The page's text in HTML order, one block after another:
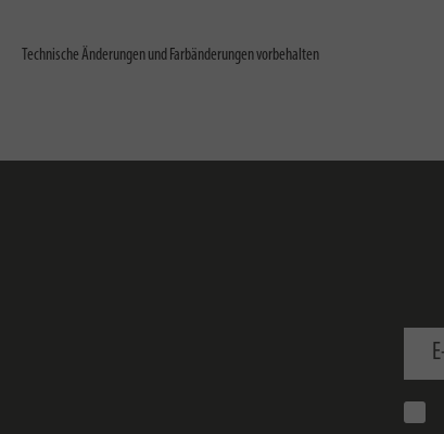
Technische Änderungen und Farbänderungen vorbehalten
E-Mail